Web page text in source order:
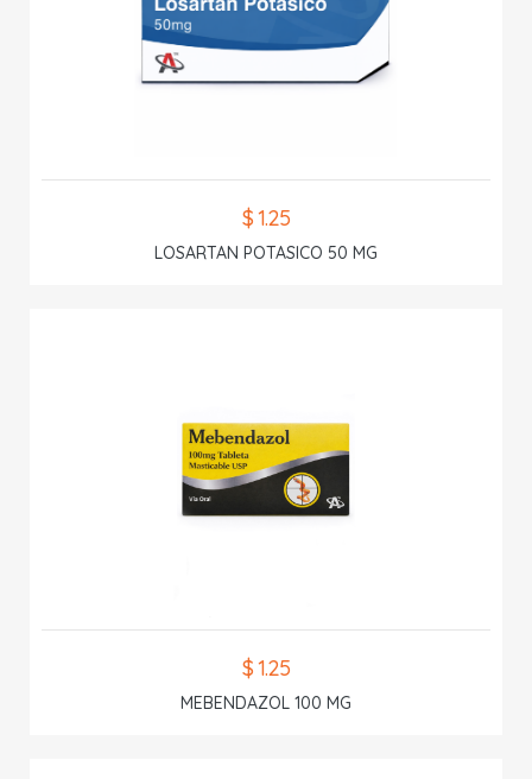
$ 1.25
LOSARTAN POTASICO 50 MG
$ 1.25
MEBENDAZOL 100 MG